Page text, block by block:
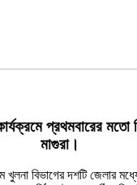
প্রথমবারের মতো
মাগুরা।
খুলনা বিভাগের দশটি জেলার